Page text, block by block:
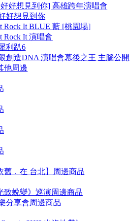
好好想見到你] 高雄跨年演唱會
好想見到你
Rock It BLUE 藍 [桃園場]
Rock It 演唱會
利趴6
創造DNA 演唱會幕後之王 主腦公
他周邊
舊．在 台北】周邊商品
致蛻變》巡演周邊商品
分享會周邊商品